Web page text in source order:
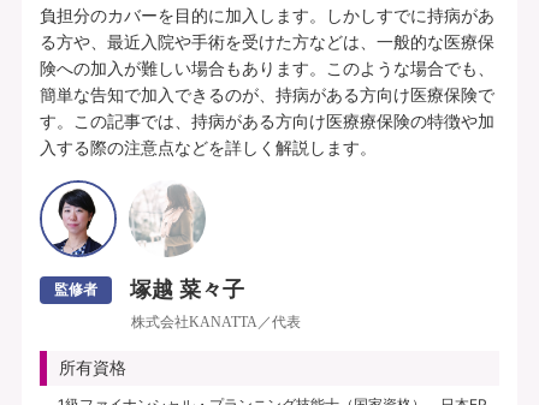
負担分のカバーを目的に加入します。しかしすでに持病があ
る方や、最近入院や手術を受けた方などは、一般的な医療保
険への加入が難しい場合もあります。このような場合でも、
簡単な告知で加入できるのが、持病がある方向け医療保険で
す。この記事では、持病がある方向け医療療保険の特徴や加
入する際の注意点などを詳しく解説します。
監修者 塚越 菜々子
株式会社KANATTA／代表
所有資格